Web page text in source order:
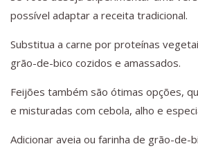
possível adaptar a receita tradicional.
Substitua a carne por proteínas
grão-de-bico cozidos e amassados.
Feijões também são ótimas opções,
e misturadas com cebola, alho e
Adicionar aveia ou farinha de grão-de-